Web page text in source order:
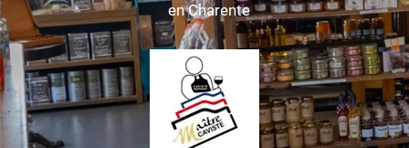
en Charente